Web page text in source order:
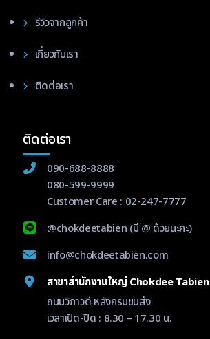
รีวิวจากลูกค้า
เกี่ยวกับเรา
ติดต่อเรา
ติดต่อเรา
090-688-8888
080-599-9999
Customer Care : 02-247-7777
@chokdeetabien (มี @ ด้วยนะคะ)
info@chokdeetabien.com
สาขาสำนักงานใหญ่ Chokdee Tabien
ถนนวิภาวดี หลังกรมขนส่ง
เวลาเปิด-ปิด : 8.30 – 17.30 น.